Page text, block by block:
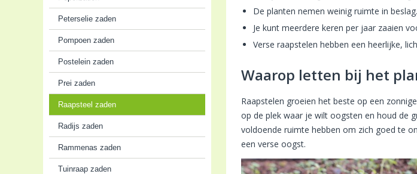
Peterselie zaden
Pompoen zaden
Postelein zaden
Prei zaden
Raapsteel zaden
Radijs zaden
Rammenas zaden
Tuinraap zaden
De planten nemen weinig ruimte in beslag.
Je kunt meerdere keren per jaar zaaien
Verse raapstelen hebben een heerlijke,
Waarop letten bij het
Raapstelen groeien het beste op een
op de plek waar je wilt oogsten en houd de
voldoende ruimte hebben om zich goed te
een verse oogst.